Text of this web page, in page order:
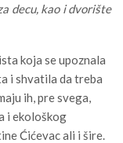
decu, kao i dvorište
koja se upoznala
i shvatila da treba
ih, pre svega,
i ekološkog
Ćićevac ali i šire.